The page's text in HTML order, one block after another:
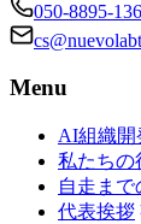
050-8895-
Menu
AI組織開
私たちの
自走まで
代表挨拶